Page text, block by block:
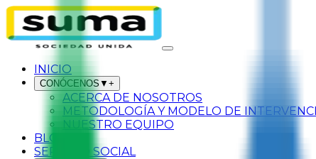
INICIO
CONÓCENOS ▼ +
ACERCA DE NOSOTROS
METODOLOGÍA Y MODELO DE
NUESTRO EQUIPO
BLOG
SERVICIO SOCIAL